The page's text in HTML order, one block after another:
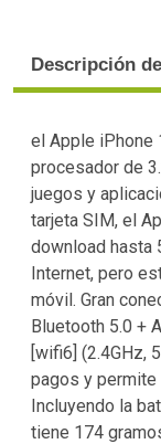
Descripción
el Apple iPhone
procesador de
juegos y
tarjeta SIM, el
download hasta
Internet, pero
móvil. Gran
Bluetooth 5.0 +
[wifi6] (2.4GHz,
pagos y permite
Incluyendo la
tiene 174